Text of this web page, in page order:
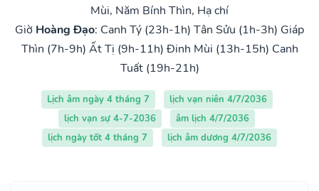
Mùi, Năm Bính Thìn, Hạ chí
Giờ Hoàng Đạo: Canh Tý (23h-1h) Tân Sửu (1h-3h) Giáp
Thìn (7h-9h) Ất Tị (9h-11h) Đinh Mùi (13h-15h) Canh
Tuất (19h-21h)
Lịch âm ngày 4 tháng 7
lịch vạn niên 4/7/2036
lịch vạn sự 4-7-2036
âm lịch 4/7/2036
lịch ngày tốt 4 tháng 7
lịch âm dương 4/7/2036